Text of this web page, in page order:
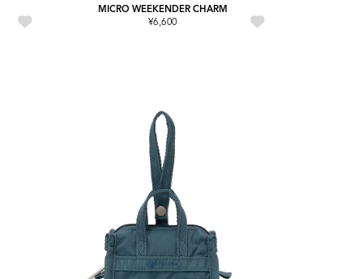
MICRO WEEKENDER CHARM
¥6,600